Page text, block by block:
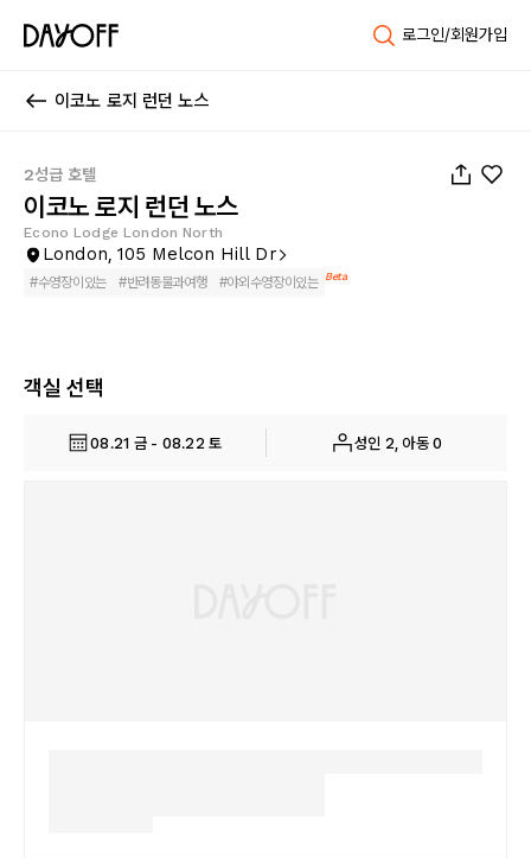
로그인/회원가입
이코노 로지 런던 노스
2성급 호텔
이코노 로지 런던 노스
Econo Lodge London North
London, 105 Melcon Hill Dr
#수영장이있는 #반려동물과여행 #야외수영장이있는 Beta
객실 선택
08.21 금 - 08.22 토 성인 2, 아동 0